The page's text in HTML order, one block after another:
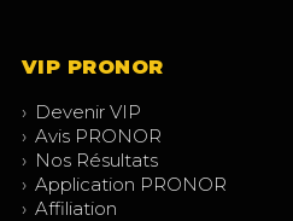
VIP PRONOR
› Devenir VIP
› Avis PRONOR
› Nos Résultats
› Application PRONOR
› Affiliation